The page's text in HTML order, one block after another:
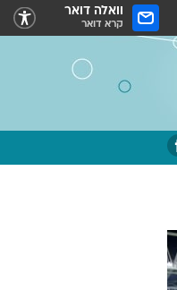
וואלה דואר
קרא דואר